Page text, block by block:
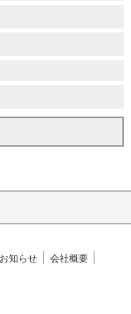
お知らせ
会社概要